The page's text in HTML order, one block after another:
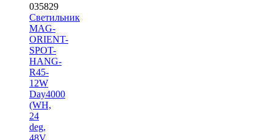
035829
Светильник
MAG-
ORIENT-
SPOT-
HANG-
R45-
12W
Day4000
(WH,
24
deg,
48V,